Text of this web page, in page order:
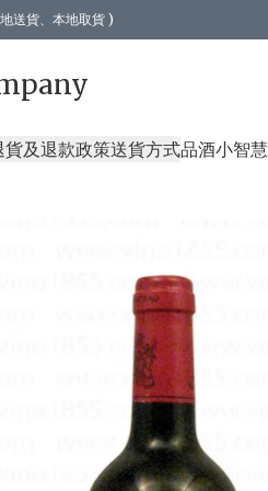
送貨、本地取貨 )
貨及退款政策送貨方式品酒小智慧